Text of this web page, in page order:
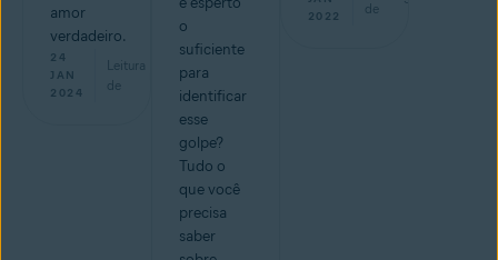
amor
verdadeiro.
24
JAN
2024
Leitura
de
o
suficiente
para
identificar
esse
golpe?
Tudo o
que você
precisa
saber
2022
de